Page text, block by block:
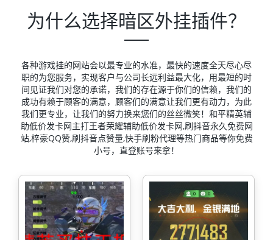
为什么选择暗区外挂插件？
各种游戏挂的网站会以最专业的水准，最快的速度全天尽心尽
职的为您服务，实现客户与公司长远利益最大化，用最短的时
间见证我们对您的承诺，我们的存在源于你们的信赖，我们的
成功有赖于顾客的满意，顾客们的满意让我们更有动力，为此
我们更专业，让我们的努力换来您们的丝丝微笑！和平精英辅
助低价发卡网主打王者荣耀辅助低价发卡网,刷抖音永久免费网
站,梓豪QQ赞,刷抖音点赞量,快手刷粉代理等热门商品等你免费
小号，直登账号来拿！